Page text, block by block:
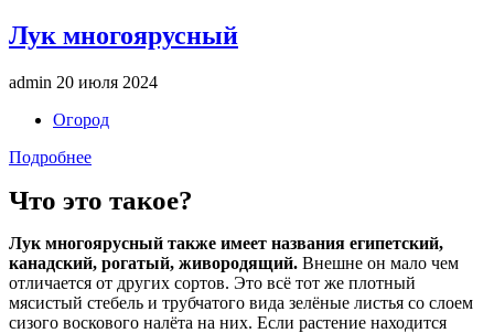
Лук многоярусный
admin 20 июля 2024
Огород
Подробнее
Что это такое?
Лук многоярусный также имеет названия египетский,
канадский, рогатый, живородящий. Внешне он мало чем
отличается от других сортов. Это всё тот же плотный
мясистый стебель и трубчатого вида зелёные листья со слоем
сизого воскового налёта на них. Если растение находится